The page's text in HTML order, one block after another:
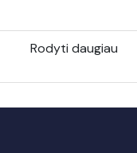
Rodyti daugiau